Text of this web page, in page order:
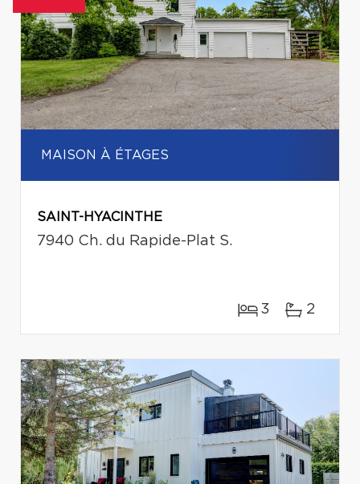
MAISON À ÉTAGES
SAINT-HYACINTHE
7940 Ch. du Rapide-Plat S.
3 2